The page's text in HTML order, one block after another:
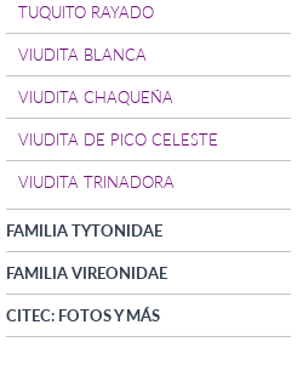
TUQUITO RAYADO
VIUDITA BLANCA
VIUDITA CHAQUEÑA
VIUDITA DE PICO CELESTE
VIUDITA TRINADORA
FAMILIA TYTONIDAE
FAMILIA VIREONIDAE
CITEC: FOTOS Y MÁS